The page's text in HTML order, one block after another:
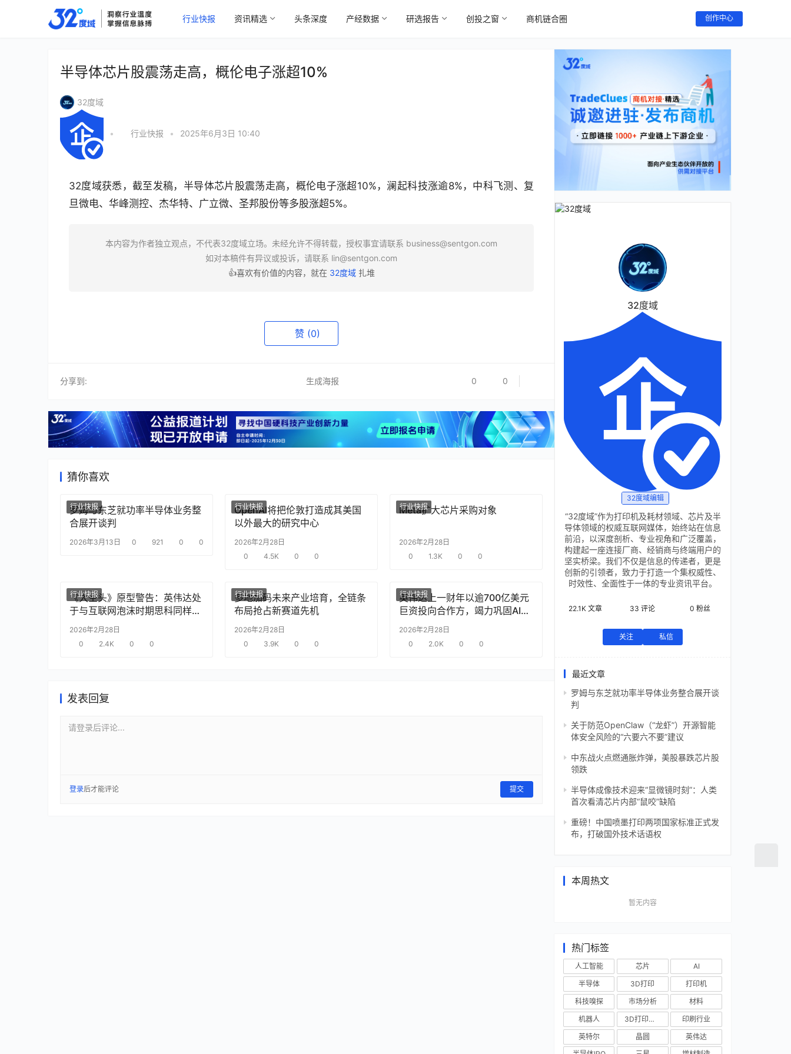
行业快报 资讯精选 头条深度 产经数据 研选报告 创投之窗 商机链合圈 创作中心
半导体芯片股震荡走高，概伦电子涨超10%
32度域
• 行业快报 • 2025年6月3日 10:40
32度域获悉，截至发稿，半导体芯片股震荡走高，概伦电子涨超10%，澜起科技涨逾8%，中科飞测、复
旦微电、华峰测控、杰华特、广立微、圣邦股份等多股涨超5%。
本内容为作者独立观点，不代表32度域立场。未经允许不得转载，授权事宜请联系 business@sentgon.com
如对本稿件有异议或投诉，请联系 lin@sentgon.com
👍喜欢有价值的内容，就在 32度域扎堆
赞 (0)
分享到: 生成海报 0 0
猜你喜欢
行业快报
罗姆与东芝就功率半导体业务整
合展开谈判
2026年3月13日 0 921 0 0
行业快报
OpenAI将把伦敦打造成其美国
以外最大的研究中心
2026年2月28日
0
4.5K 0 0
行业快报
Meta扩大芯片采购对象
2026年2月28日
0
1.3K 0 0
行业快报
《大空头》原型警告：英伟达处
于与互联网泡沫时期思科同样的
“危险境地”
2026年2月28日
0
2.4K 0 0
行业快报
多地加码未来产业培育，全链条
布局抢占新赛道先机
2026年2月28日
0
3.9K 0 0
行业快报
英伟达上一财年以逾700亿美元
巨资投向合作方，竭力巩固AI芯
片需求
2026年2月28日
0
2.0K 0 0
发表回复
请登录后评论...
登录后才能评论 提交
32度域
32度域编辑
“32度域”作为打印机及耗材领域、芯片及半
导体领域的权威互联网媒体，始终站在信息
前沿，以深度剖析、专业视角和广泛覆盖，
构建起一座连接厂商、经销商与终端用户的
坚实桥梁。我们不仅是信息的传递者，更是
创新的引领者，致力于打造一个集权威性、
时效性、全面性于一体的专业资讯平台。
22.1K 文章 33 评论 0 粉丝
关注 私信
最近文章
罗姆与东芝就功率半导体业务整合展开谈
判
关于防范OpenClaw（“龙虾”）开源智能
体安全风险的“六要六不要”建议
中东战火点燃通胀炸弹，美股暴跌芯片股
领跌
半导体成像技术迎来“显微镜时刻”：人类
首次看清芯片内部“鼠咬”缺陷
重磅！中国喷墨打印两项国家标准正式发
布，打破国外技术话语权
本周热文
暂无内容
热门标签
人工智能 芯片
AI
半导体
3D打印
打印机
科技嗅探
市场分析
材料
机器人
3D打印技术
印刷行业
英特尔
晶圆
英伟达